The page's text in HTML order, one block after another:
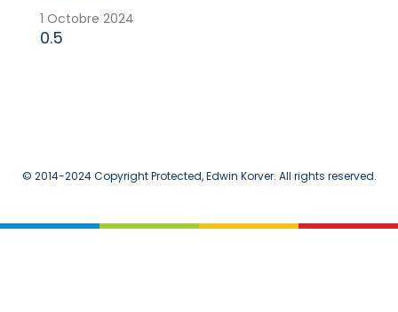
1 Octobre 2024
© 2014-2024 Copyright Protected, Edwin Korver. All rights reserved.